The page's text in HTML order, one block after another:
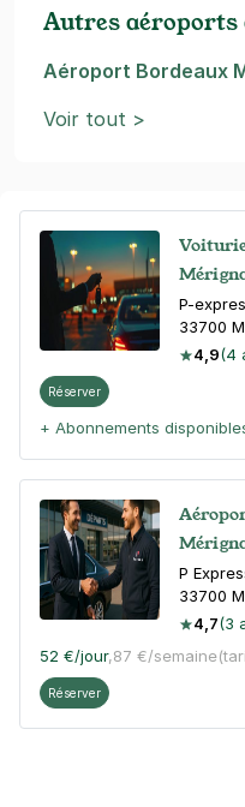
P-
33700
4,9(4
Réserver
+ Abonnements
P
33700
4,7(3
52 €/jour,87 €/semaine
Réserver
Autres aéroports
Aéroport Bordeaux
Voir tout >